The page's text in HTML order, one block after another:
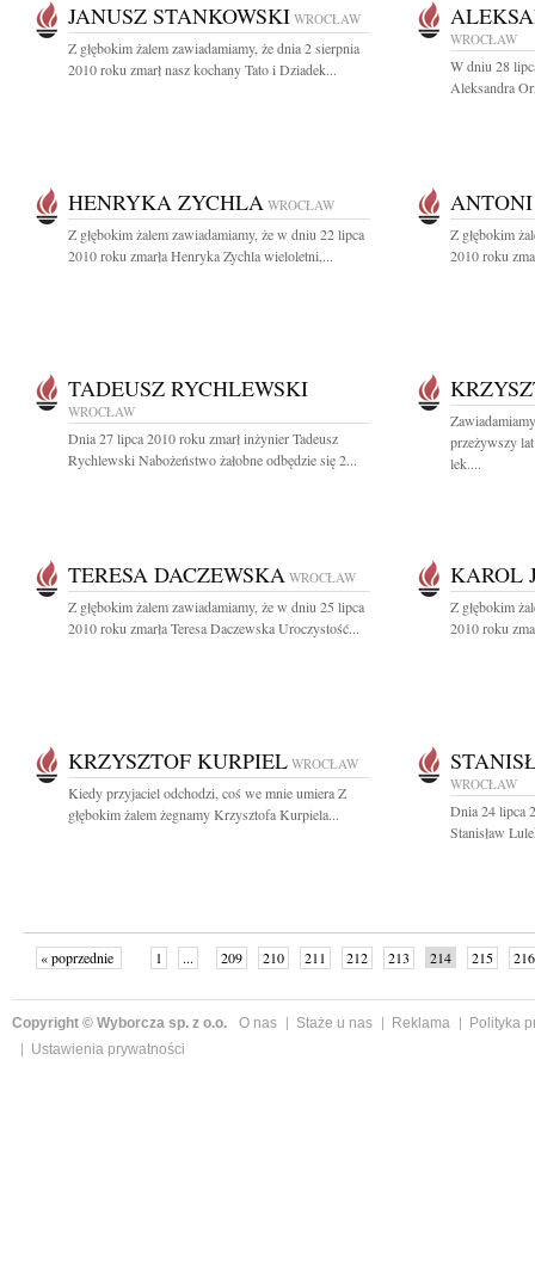
JANUSZ STANKOWSKI WROCŁAW
Z głębokim żalem zawiadamiamy, że dnia 2 sierpnia
2010 roku zmarł nasz kochany Tato i Dziadek...
WROCŁAW
W dniu 28
Aleksandra
HENRYKA ZYCHLA WROCŁAW
Z głębokim żalem zawiadamiamy, że w dniu 22 lipca
2010 roku zmarła Henryka Zychla wieloletni,...
ANTONI
Z głębokim
2010 roku
TADEUSZ RYCHLEWSKI
WROCŁAW
Dnia 27 lipca 2010 roku zmarł inżynier Tadeusz
Rychlewski Nabożeństwo żałobne odbędzie się 2...
przeżywszy
lek....
TERESA DACZEWSKA WROCŁAW
Z głębokim żalem zawiadamiamy, że w dniu 25 lipca
2010 roku zmarła Teresa Daczewska Uroczystość...
KAROL
Z głębokim
2010 roku
KRZYSZTOF KURPIEL WROCŁAW
Kiedy przyjaciel odchodzi, coś we mnie umiera Z
głębokim żalem żegnamy Krzysztofa Kurpiela...
WROCŁAW
Dnia 24 lipca
Stanisław
« poprzednie 1 ... 209 210 211 212 213 214 215
216
Copyright © Wyborcza sp. z o.o. O nas Staże u nas Reklama
Polityka
Ustawienia prywatności